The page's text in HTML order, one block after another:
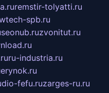
remstir-tolyatti.ru
spb.ru
seonub.ruzvonitut.ru
ru-industria.ru
erynok.ru
fefu.ruzarges-ru.ru